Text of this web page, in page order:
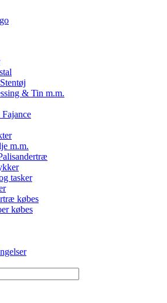
& Tin m.m.
m.m.
tasker
købes
købes